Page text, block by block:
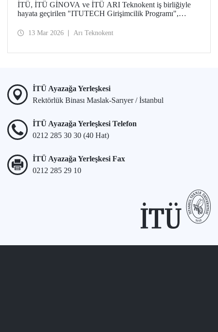
İTÜ, İTÜ GİNOVA ve İTÜ ARI Teknokent iş birliğiyle
hayata geçirilen "ITUTECH Girişimcilik Programı",
dönüştürmeyi amaçlıyor.
13 Mar 2026 Arı Teknokent
İTÜ Ayazağa Yerleşkesi
Rektörlük Binası Maslak-Sarıyer / İstanbul
İTÜ Ayazağa Yerleşkesi Telefon
0212 285 30 30 (40 Hat)
İTÜ Ayazağa Yerleşkesi Fax
0212 285 29 10